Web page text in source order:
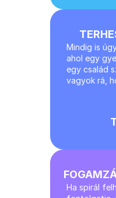
Mindig is
ahol egy
egy család
vagyok rá,
Ha spirál